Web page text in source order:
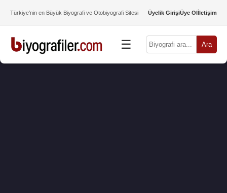
Türkiye’nin en Büyük Biyografi ve Otobiyografi Sitesi Üyelik GirişiÜye Olİletişim
☰ Ara